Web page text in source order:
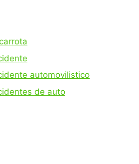
automovilistico
de auto